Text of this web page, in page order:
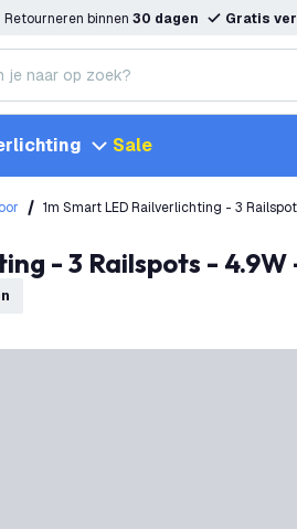
Retourneren binnen 30 dagen Gratis
Sale
1m Smart LED Railverlichting - 3
- 3 Railspots -